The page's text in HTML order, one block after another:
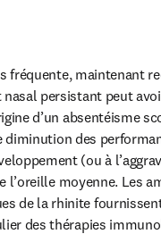
fréquente, maintenant
persistant peut
d’un absentéisme
des
(ou à
moyenne. Les
de la rhinite
des thérapies